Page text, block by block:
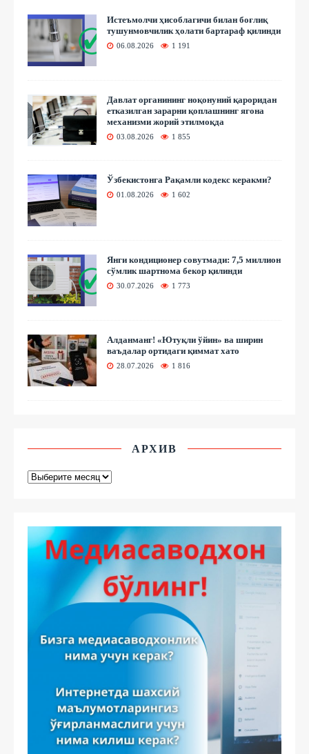
Истеъмолчи ҳисоблагичи билан боғлиқ
тушунмовчилик ҳолати бартараф қилинди
06.08.2026 1 191
Давлат органининг ноқонуний қароридан
етказилган зарарни қоплашнинг ягона
механизми жорий этилмоқда
03.08.2026 1 855
Ўзбекистонга Рақамли кодекс керакми?
01.08.2026 1 602
Янги кондиционер совутмади: 7,5 миллион
сўмлик шартнома бекор қилинди
30.07.2026 1 773
Алданманг! «Ютуқли ўйин» ва ширин
ваъдалар ортидаги қиммат хато
28.07.2026 1 816
АРХИВ